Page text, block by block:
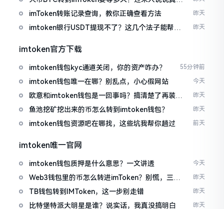
情况
imToken转账记录查询，教你正确查看方法 昨天
imtoken银行USDT提现不了？这几个法子能帮你
昨天
imtoken官方下载
imtoken钱包kyc通道关闭，你的资产咋办？ 55分钟前
imtoken钱包唯一在哪？别乱点，小心假网站 今天
欧意和imtoken钱包是一回事吗？搞清楚了再装钱
包
昨天
鱼池挖矿挖出来的币怎么转到imtoken钱包？ 昨天
imtoken钱包资源吧在哪找，这些坑我帮你趟过 前天
imtoken唯一官网
imtoken钱包质押是什么意思？一文讲透 今天
Web3钱包里的币怎么转进imToken？别慌，三步
搞定
昨天
TB钱包转到IMToken，这一步别走错 昨天
比特堡特派大明星是谁？说实话，我真没搞明白 昨天